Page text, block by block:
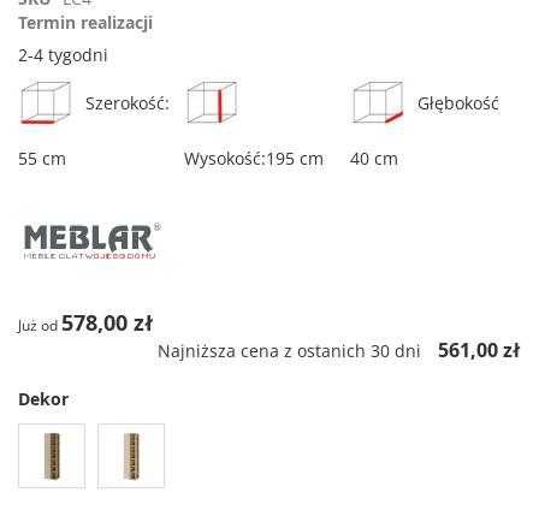
Termin realizacji
2-4 tygodni
Szerokość:
55 cm Wysokość:195 cm
Głębokość
40 cm
Już od578,00 zł
Najniższa cena z ostanich 30 dni 561,00 zł
Dekor